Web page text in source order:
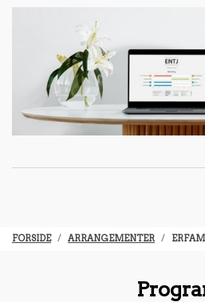
FORSIDE ARRANGEMENTER